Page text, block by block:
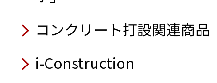
7月
コ®セーフティゲート）
7月
コードレス式バイブレー
アルミ製型枠
スタンションダンプ2.7t
ラジコン草刈機 神刈
7月
（軽バン仕様）
ガラ処理機／可搬式
自動玉外し装置
吸遮音パネル
Safety Training System
業車編・感電編・バック
コンクリート打設関連商品
i-Construction